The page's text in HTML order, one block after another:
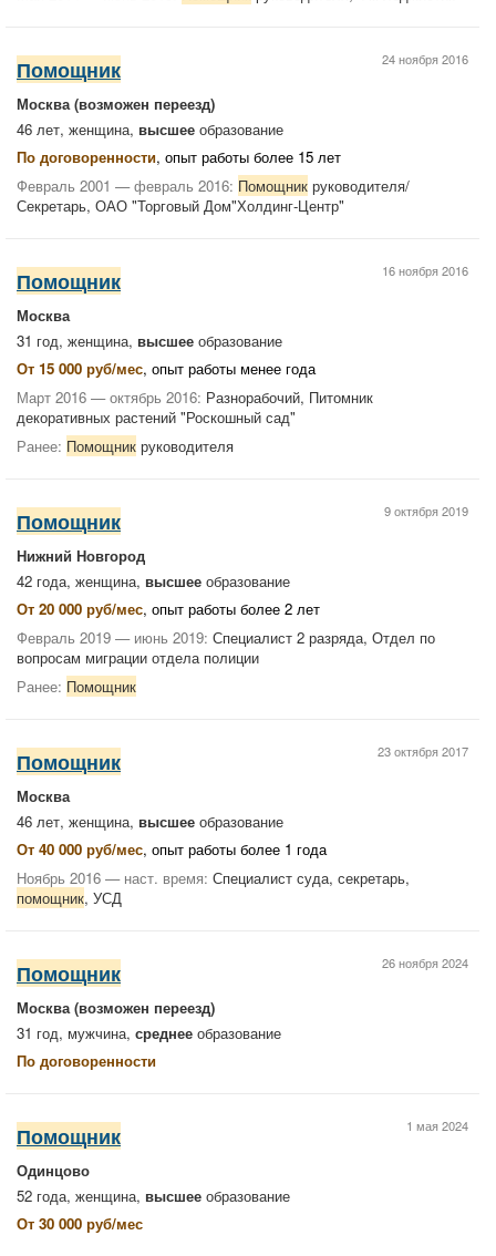
24 ноября 2016
Помощник
Москва(возможен переезд)
46 лет, женщина, высшее образование
По договоренности, опыт работы более 15 лет
Февраль 2001 — февраль 2016: Помощник руководителя/
Секретарь, ОАО "Торговый Дом"Холдинг-Центр"
16 ноября 2016
Помощник
Москва
31 год, женщина, высшее образование
От 15 000 руб/мес, опыт работы менее года
Март 2016 — октябрь 2016: Разнорабочий, Питомник
декоративных растений "Роскошный сад"
Ранее: Помощник руководителя
9 октября 2019
Помощник
Нижний Новгород
42 года, женщина, высшее образование
От 20 000 руб/мес, опыт работы более 2 лет
Февраль 2019 — июнь 2019: Специалист 2 разряда, Отдел по
вопросам миграции отдела полиции
Ранее: Помощник
23 октября 2017
Помощник
Москва
46 лет, женщина, высшее образование
От 40 000 руб/мес, опыт работы более 1 года
Ноябрь 2016 — наст. время: Специалист суда, секретарь,
помощник, УСД
26 ноября 2024
Помощник
Москва(возможен переезд)
31 год, мужчина, среднее образование
По договоренности
1 мая 2024
Помощник
Одинцово
52 года, женщина, высшее образование
От 30 000 руб/мес